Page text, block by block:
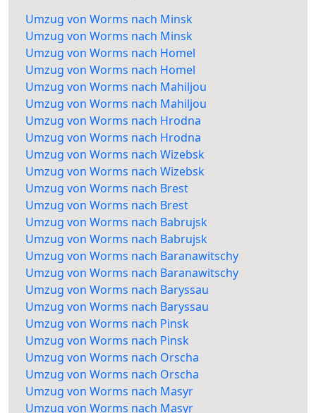
Umzug von Worms nach Minsk
Umzug von Worms nach Minsk
Umzug von Worms nach Homel
Umzug von Worms nach Homel
Umzug von Worms nach Mahiljou
Umzug von Worms nach Mahiljou
Umzug von Worms nach Hrodna
Umzug von Worms nach Hrodna
Umzug von Worms nach Wizebsk
Umzug von Worms nach Wizebsk
Umzug von Worms nach Brest
Umzug von Worms nach Brest
Umzug von Worms nach Babrujsk
Umzug von Worms nach Babrujsk
Umzug von Worms nach Baranawitschy
Umzug von Worms nach Baranawitschy
Umzug von Worms nach Baryssau
Umzug von Worms nach Baryssau
Umzug von Worms nach Pinsk
Umzug von Worms nach Pinsk
Umzug von Worms nach Orscha
Umzug von Worms nach Orscha
Umzug von Worms nach Masyr
Umzug von Worms nach Masyr